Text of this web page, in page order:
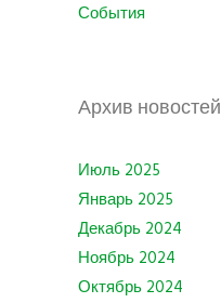
События
Архив новостей
Июль 2025
Январь 2025
Декабрь 2024
Ноябрь 2024
Октябрь 2024